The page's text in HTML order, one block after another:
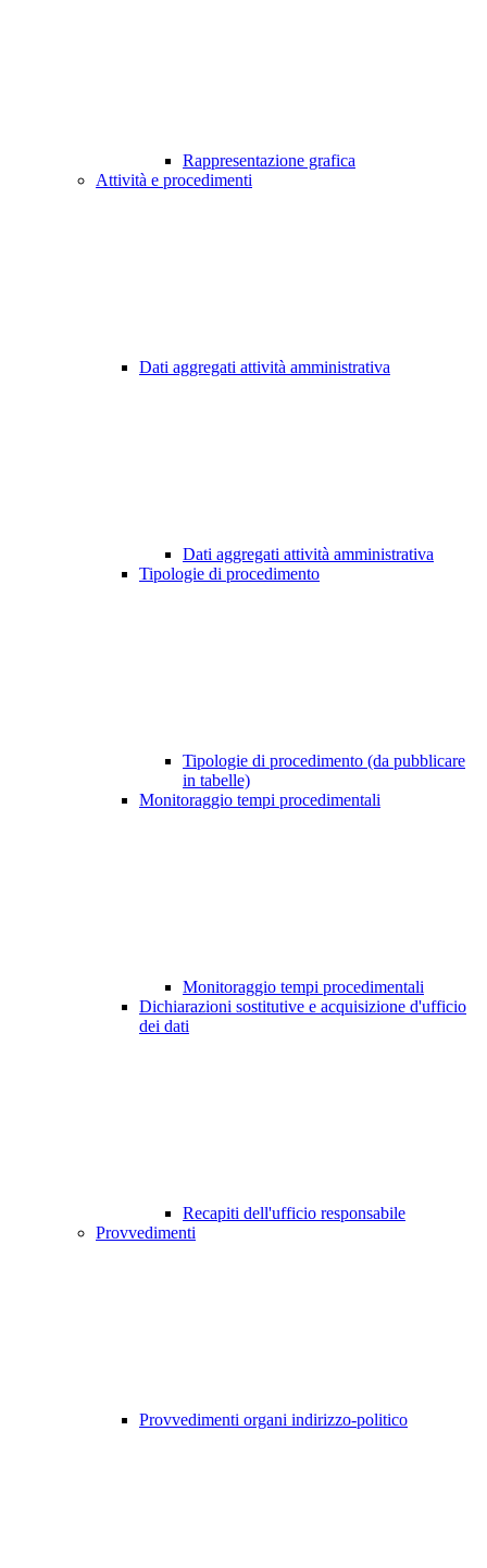
Rappresentazione grafica
Attività e procedimenti
Dati aggregati attività amministrativa
Dati aggregati attività amministrativa
Tipologie di procedimento
Tipologie di procedimento (da pubblicare
in tabelle)
Monitoraggio tempi procedimentali
Monitoraggio tempi procedimentali
Dichiarazioni sostitutive e acquisizione d'ufficio
dei dati
Recapiti dell'ufficio responsabile
Provvedimenti
Provvedimenti organi indirizzo-politico